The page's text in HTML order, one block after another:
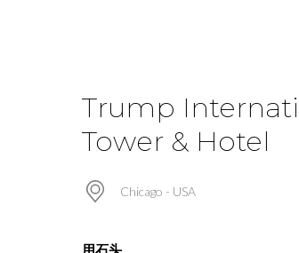
Trump
Tower & Hotel
Chicago - USA
用石头